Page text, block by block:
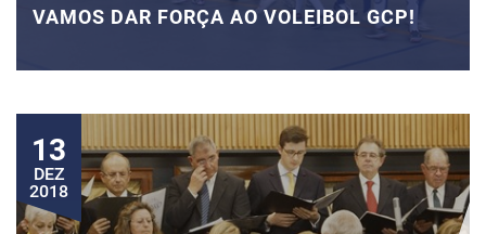
VAMOS DAR FORÇA AO VOLEIBOL GCP!
13
DEZ
2018